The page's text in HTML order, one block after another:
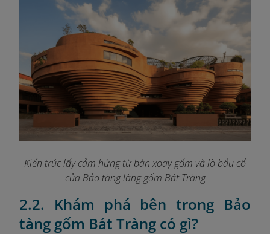
Kiến trúc lấy cảm hứng từ bàn xoay gốm và lò bẩu cổ
của Bảo tàng làng gốm Bát Tràng
2.2. Khám phá bên trong Bảo
tàng gốm Bát Tràng có gì?